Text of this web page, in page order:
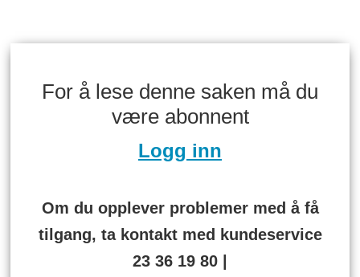
For å lese denne saken må du
være abonnent
Logg inn
Om du opplever problemer med å få
tilgang, ta kontakt med kundeservice
23 36 19 80 |